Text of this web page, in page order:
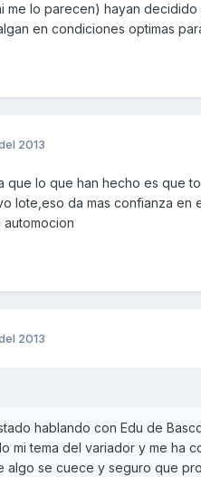
me lo parecen) hayan
en condiciones optimas
2013
que lo que han hecho es que
lote,eso da mas confianza
2013
hablando con Edu de
mi tema del variador y me ha
algo se cuece y seguro que